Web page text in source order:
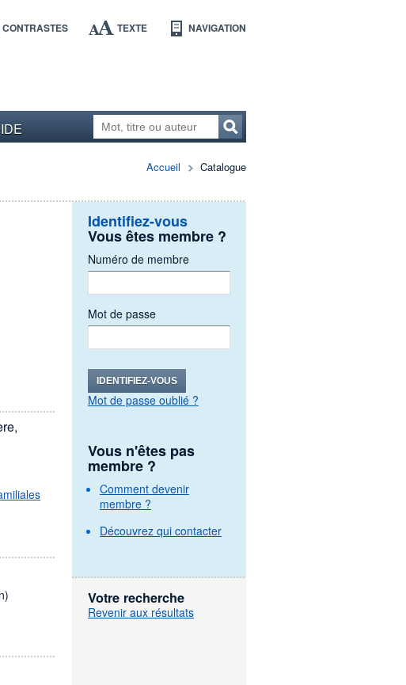
CONTRASTES TEXTE NAVIGATION
Accueil Catalogue
Identifiez-vous
Vous êtes membre ?
Numéro de membre
Mot de passe
IDENTIFIEZ-VOUS
Mot de passe oublié ?
Vous n'êtes pas
membre ?
Comment devenir
membre ?
Découvrez qui contacter
Votre recherche
Revenir aux résultats